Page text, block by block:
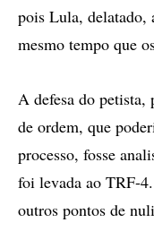
pois Lula, delatado,
mesmo tempo que
A defesa do petista,
de ordem, que
processo, fosse
foi levada ao TRF-
outros pontos de